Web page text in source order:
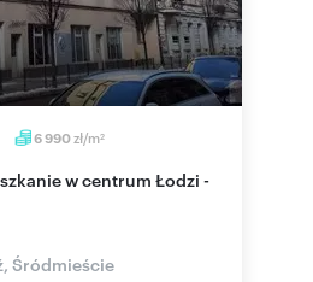
6 990zł/m2
Śródmieście